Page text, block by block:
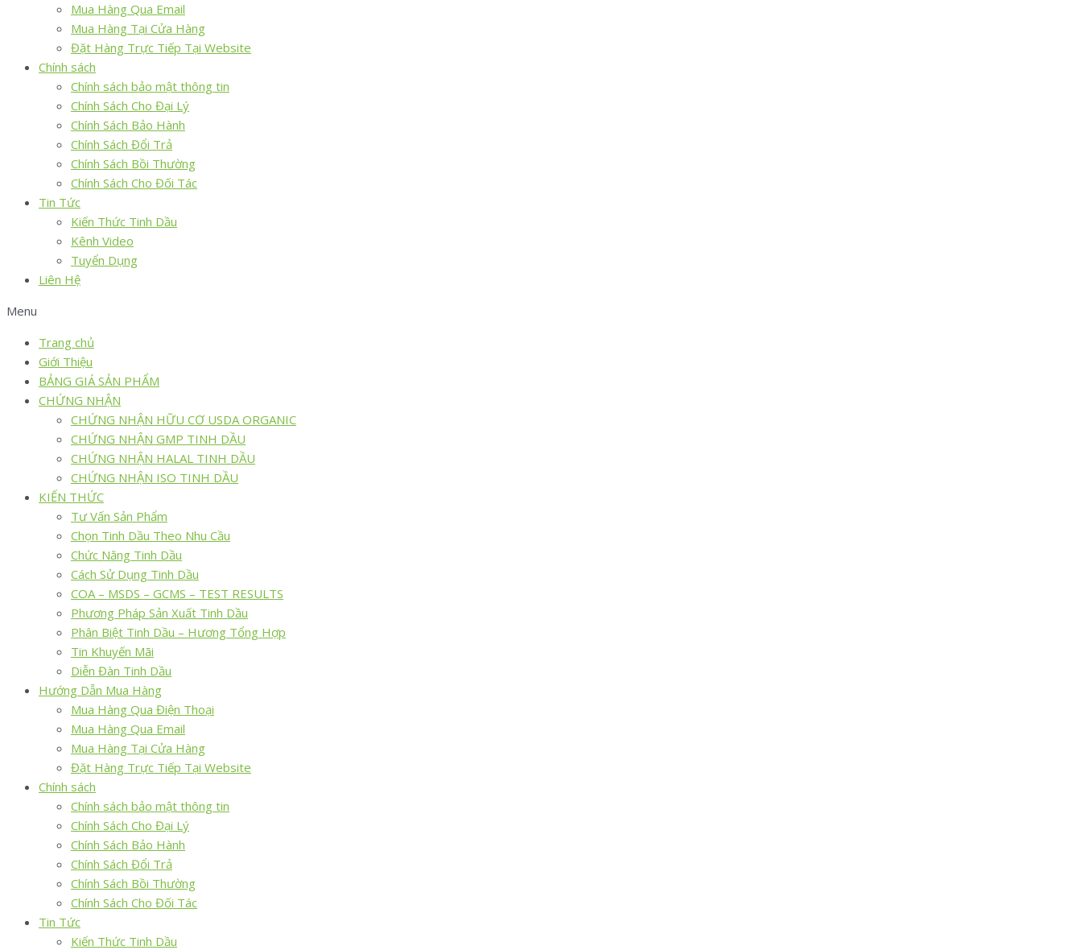
Mua Hàng Qua Email
Mua Hàng Tại Cửa Hàng
Đặt Hàng Trực Tiếp Tại Website
Chính sách
Chính sách bảo mật thông tin
Chính Sách Cho Đại Lý
Chính Sách Bảo Hành
Chính Sách Đổi Trả
Chính Sách Bồi Thường
Chính Sách Cho Đối Tác
Tin Tức
Kiến Thức Tinh Dầu
Kênh Video
Tuyển Dụng
Liên Hệ
Menu
Trang chủ
Giới Thiệu
BẢNG GIÁ SẢN PHẨM
CHỨNG NHẬN
CHỨNG NHẬN HỮU CƠ USDA ORGANIC
CHỨNG NHẬN GMP TINH DẦU
CHỨNG NHẬN HALAL TINH DẦU
CHỨNG NHẬN ISO TINH DẦU
KIẾN THỨC
Tư Vấn Sản Phẩm
Chọn Tinh Dầu Theo Nhu Cầu
Chức Năng Tinh Dầu
Cách Sử Dụng Tinh Dầu
COA – MSDS – GCMS – TEST RESULTS
Phương Pháp Sản Xuất Tinh Dầu
Phân Biệt Tinh Dầu – Hương Tổng Hợp
Tin Khuyến Mãi
Diễn Đàn Tinh Dầu
Hướng Dẫn Mua Hàng
Mua Hàng Qua Điện Thoại
Mua Hàng Qua Email
Mua Hàng Tại Cửa Hàng
Đặt Hàng Trực Tiếp Tại Website
Chính sách
Chính sách bảo mật thông tin
Chính Sách Cho Đại Lý
Chính Sách Bảo Hành
Chính Sách Đổi Trả
Chính Sách Bồi Thường
Chính Sách Cho Đối Tác
Tin Tức
Kiến Thức Tinh Dầu